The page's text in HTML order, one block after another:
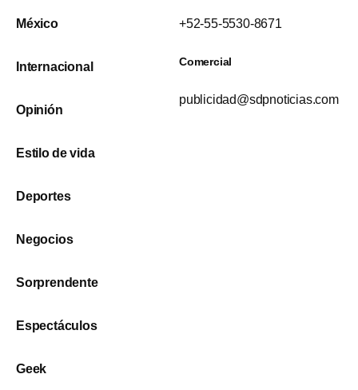
México
Internacional
Opinión
Estilo de vida
Deportes
Negocios
Sorprendente
Espectáculos
Geek
+52-55-5530-8671
Comercial
publicidad@sdpnoticias.com